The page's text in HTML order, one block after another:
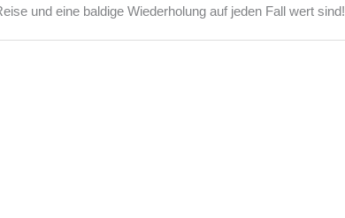
und eine baldige Wiederholung auf jeden Fall wert sind!